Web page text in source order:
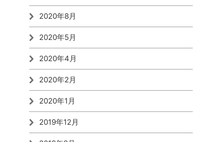
2020年8月
2020年5月
2020年4月
2020年2月
2020年1月
2019年12月